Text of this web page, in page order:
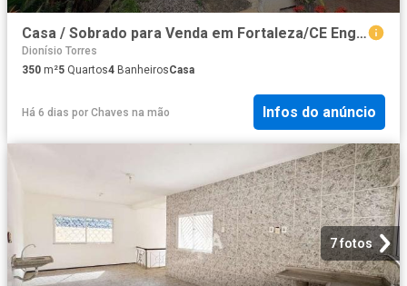
Casa / Sobrado para Venda em Fortaleza/CE Engenheiro Luciano Cavalcante 5 Quartos
Dionísio Torres
350 m²5 Quartos4 BanheirosCasa
Há 6 dias por Chaves na mão Infos do anúncio
7 fotos